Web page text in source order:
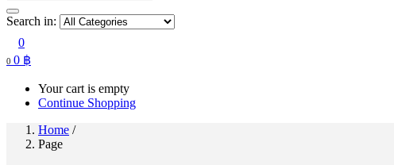
Search in:
0
0 0 ฿
Your cart is empty
Continue Shopping
Home /
Page